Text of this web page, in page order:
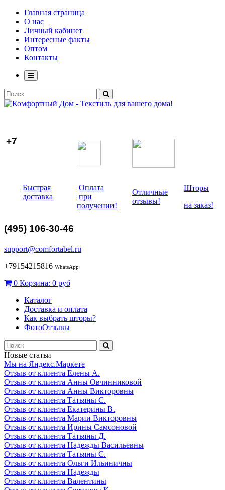
Главная страница
О нас
Личный кабинет
Интересные факты
Оптом
Контакты
Быстрая
доставка
Оплата
при
получении!
Отличные
отзывы!
Шторы
на заказ!
+7
(495) 106-30-46
support@comfortabel.ru
+79154215816 WhatsApp
0 Корзина: 0 руб
Каталог
Доставка и оплата
Как выбрать шторы?
ФотоОтзывы
Новые статьи
Мы на Яндекс.Маркете
Отзыв от клиента Елены А.
Отзыв от клиента Анны Овчинниковой
Отзыв от клиента Анны Викторовны
Отзыв от клиента Татьяны С.
Отзыв от клиента Екатерины В.
Отзыв от клиента Марии Викторовны
Отзыв от клиента Ирины Самсоновой
Отзыв от клиента Татьяны Д.
Отзыв от клиента Надежды Васильевны
Отзыв от клиента Татьяны С.
Отзыв от клиента Ольги Ильиничны
Отзыв от клиента Надежды
Отзыв от клиента Валентины